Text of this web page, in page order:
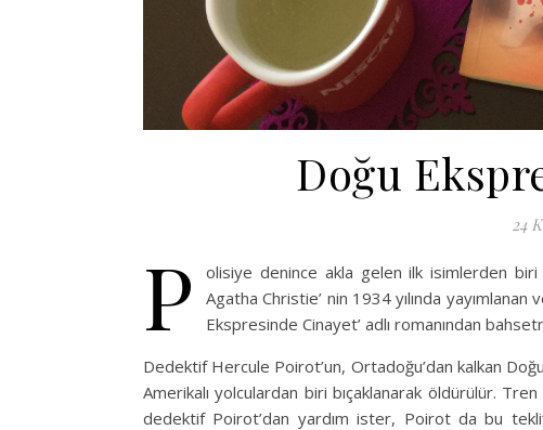
Doğu
24
P
olisiye denince akla gelen ilk isimlerden biri
Agatha Christie’ nin 1934 yılında
Ekspresinde Cinayet’ adlı romanından
Dedektif Hercule Poirot’un, Ortadoğu’dan kalkan
Amerikalı yolculardan biri bıçaklanarak öldürülür.
dedektif Poirot’dan yardım ister, Poirot da bu